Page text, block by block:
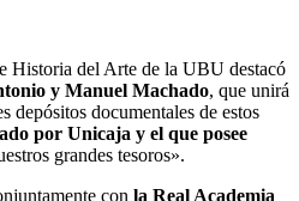
Historia del Arte de la UBU destacó
y Manuel Machado, que unirá
depósitos documentales de estos
por Unicaja y el que posee
grandes tesoros».
con la Real Academia